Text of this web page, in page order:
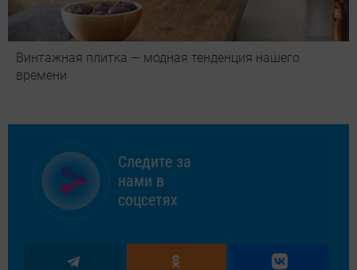
Винтажная плитка — модная тенденция нашего
времени
Следите за
нами в
соцсетях